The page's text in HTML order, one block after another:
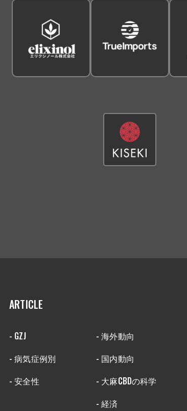
ARTICLE
- GZJ
- 病気症例別
- 安全性
- 海外動向
- 国内動向
- 大麻CBDの科学
- 経済